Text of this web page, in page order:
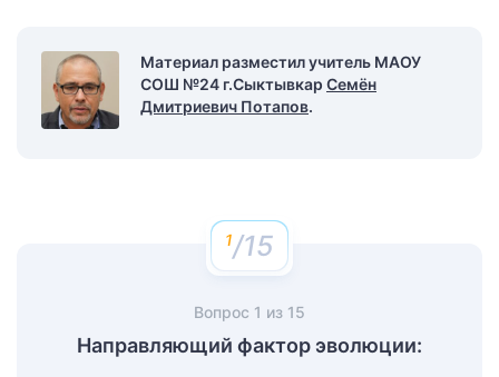
Материал разместил учитель МАОУ
СОШ №24 г.Сыктывкар Семён
Дмитриевич Потапов.
/15
Вопрос 1 из 15
Направляющий фактор эволюции: